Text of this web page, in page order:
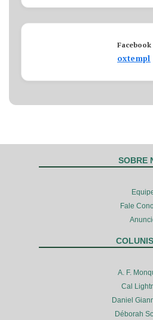
Facebook
oxtempl
SOBRE
Fale
A. F.
Cal
Daniel
Déborah